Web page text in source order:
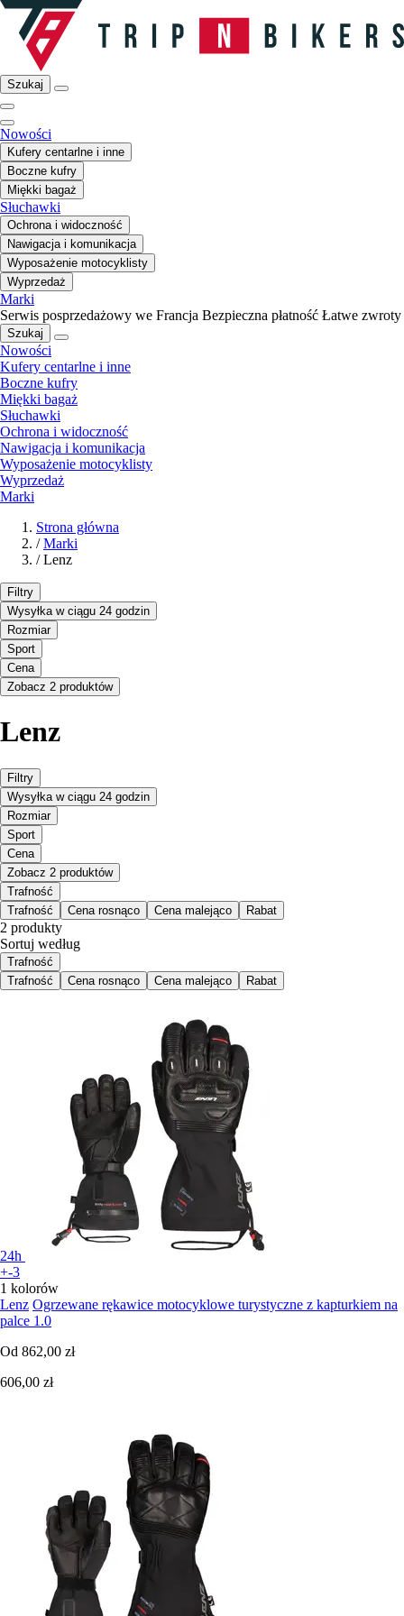
Szukaj
Nowości
Kufery centarlne i inne
Boczne kufry
Miękki bagaż
Słuchawki
Ochrona i widoczność
Nawigacja i komunikacja
Wyposażenie motocyklisty
Wyprzedaż
Marki
Serwis posprzedażowy we Francja Bezpieczna płatność Łatwe zwroty
Szukaj
Nowości
Kufery centarlne i inne
Boczne kufry
Miękki bagaż
Słuchawki
Ochrona i widoczność
Nawigacja i komunikacja
Wyposażenie motocyklisty
Wyprzedaż
Marki
Strona główna
/ Marki
/ Lenz
Filtry
Wysyłka w ciągu 24 godzin
Rozmiar
Sport
Cena
Zobacz 2 produktów
Lenz
Filtry
Wysyłka w ciągu 24 godzin
Rozmiar
Sport
Cena
Zobacz 2 produktów
Trafność
Trafność
Cena rosnąco Cena malejąco Rabat
2 produkty
Sortuj według
Trafność
Trafność
Cena rosnąco Cena malejąco Rabat
24h
+-3
1 kolorów
Lenz Ogrzewane rękawice motocyklowe turystyczne z kapturkiem na
palce 1.0
Od 862,00 zł
606,00 zł